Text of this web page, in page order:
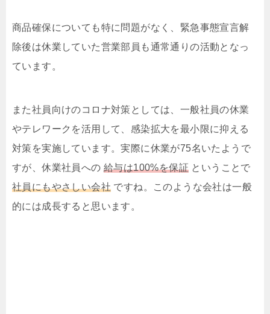
商品確保についても特に問題がなく、緊急事態宣言解
除後は休業していた営業部員も通常通りの活動となっ
ています。
また社員向けのコロナ対策としては、一般社員の休業
やテレワークを活用して、感染拡大を最小限に抑える
対策を実施しています。実際に休業が75名いたようで
すが、休業社員への 給与は100%を保証 ということで
社員にもやさしい会社 ですね。このような会社は一般
的には成長すると思います。